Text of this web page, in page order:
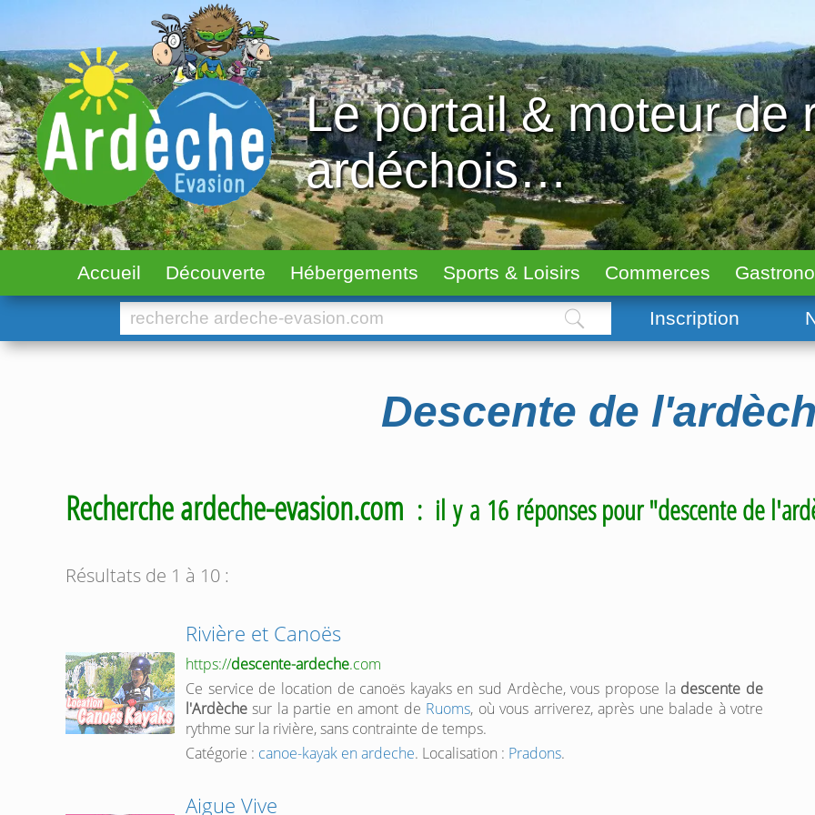
Le portail & moteur de
ardéchois…
Accueil Découverte Hébergements Sports & Loisirs Commerces
Inscription
Descente de
Recherche ardeche-evasion.com : il y a 16 réponses pour "descente de
Résultats de 1 à 10 :
Rivière et Canoës
https://descente-ardeche.com
Ce service de location de canoës kayaks en sud Ardèche, vous propose la descente de
l'Ardèche sur la partie en amont de Ruoms, où vous arriverez, après une balade à votre
rythme sur la rivière, sans contrainte de temps.
Catégorie : canoe-kayak en ardeche. Localisation : Pradons.
Aigue Vive